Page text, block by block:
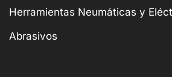
Herramientas Neumáticas y
Abrasivos